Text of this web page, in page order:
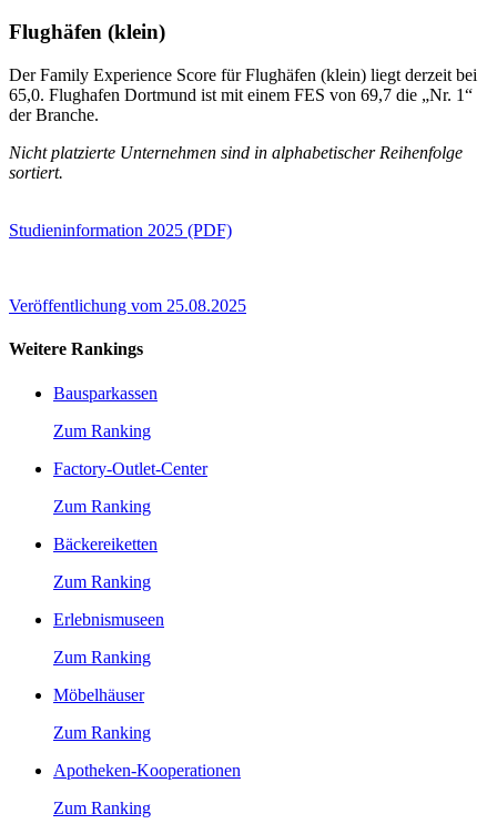
Flughäfen (klein)
Der Family Experience Score für Flughäfen (klein) liegt derzeit bei
65,0. Flughafen Dortmund ist mit einem FES von 69,7 die „Nr. 1“
der Branche.
Nicht platzierte Unternehmen sind in alphabetischer Reihenfolge
sortiert.
Studieninformation 2025 (PDF)
Veröffentlichung vom 25.08.2025
Weitere Rankings
Bausparkassen
Zum Ranking
Factory-Outlet-Center
Zum Ranking
Bäckereiketten
Zum Ranking
Erlebnismuseen
Zum Ranking
Möbelhäuser
Zum Ranking
Apotheken-Kooperationen
Zum Ranking